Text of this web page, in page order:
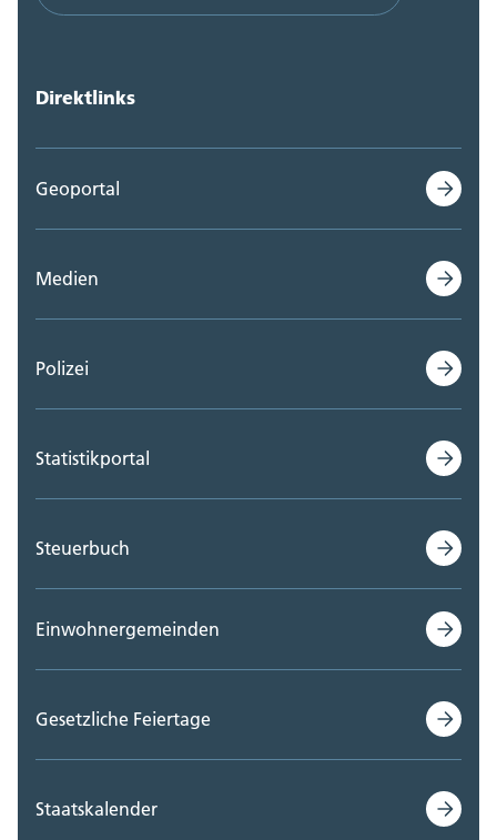
Direktlinks
Geoportal
Medien
Polizei
Statistikportal
Steuerbuch
Einwohnergemeinden
Gesetzliche Feiertage
Staatskalender